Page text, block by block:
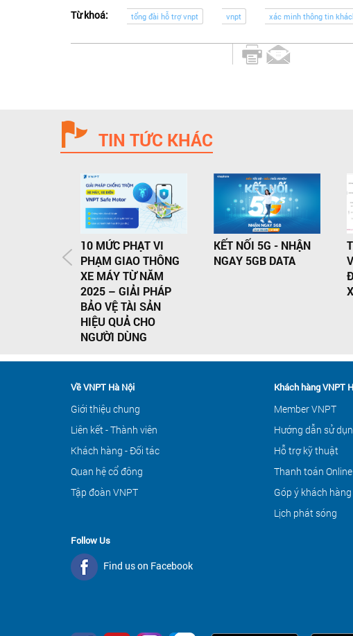
Từ khoá: tổng đài hỗ trợ vnpt vnpt xác minh thông tin
TIN TỨC KHÁC
10 MỨC PHẠT VI
PHẠM GIAO THÔNG
XE MÁY TỪ NĂM
2025 – GIẢI PHÁP
BẢO VỆ TÀI SẢN
HIỆU QUẢ CHO
NGƯỜI DÙNG
KẾT NỐI 5G - NHẬN
NGAY 5GB DATA
Về VNPT Hà Nội
Giới thiệu chung
Liên kết - Thành viên
Khách hàng - Đối tác
Quan hệ cổ đông
Tập đoàn VNPT
Khách hàng VNPT
Member VNPT
Hướng dẫn sử
Hỗ trợ kỹ thuật
Thanh toán Online
Góp ý khách hàng
Lịch phát sóng
Follow Us
Find us on Facebook